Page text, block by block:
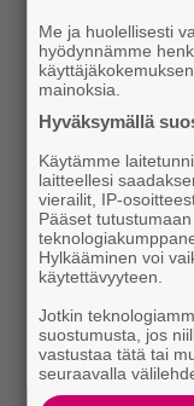
Me ja huolellisesti
hyödynnämme
mainoksia.
Hyväksymällä
Käytämme
laitteellesi
vierailit, IP-
Pääset
Hylkääminen voi
käytettävyyteen.
Jotkin
suostumusta, jos
vastustaa tätä tai
seuraavalla